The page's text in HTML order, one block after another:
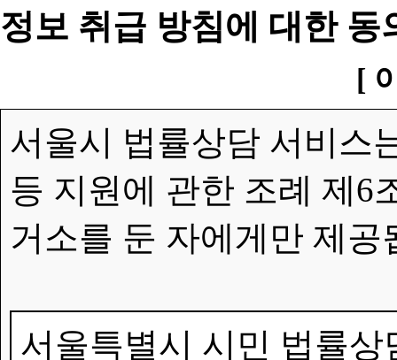
정보 취급 방침에 대한 동
[
서울시 법률상담 서비스
등 지원에 관한 조례 제6
거소를 둔 자에게만 제공
서울특별시 시민 법률